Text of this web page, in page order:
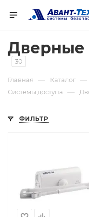
Дверные
30
Главная — Каталог —
Системы доступа —
ФИЛЬТР